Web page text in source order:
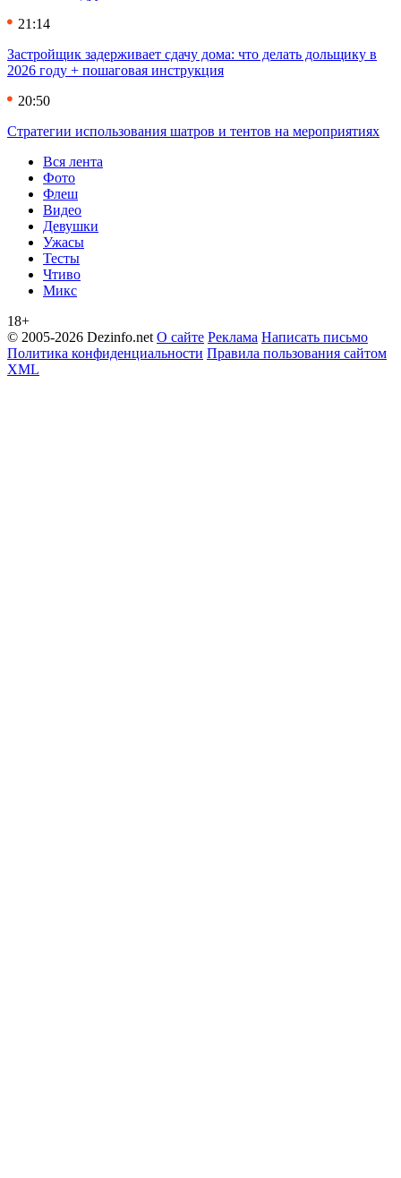
21:14
Застройщик задерживает сдачу дома: что делать дольщику в
2026 году + пошаговая инструкция
20:50
Стратегии использования шатров и тентов на мероприятиях
Вся лента
Фото
Флеш
Видео
Девушки
Ужасы
Тесты
Чтиво
Микс
18+
© 2005-2026 Dezinfo.net О сайте Реклама Написать письмо
Политика конфиденциальности Правила пользования сайтом
XML